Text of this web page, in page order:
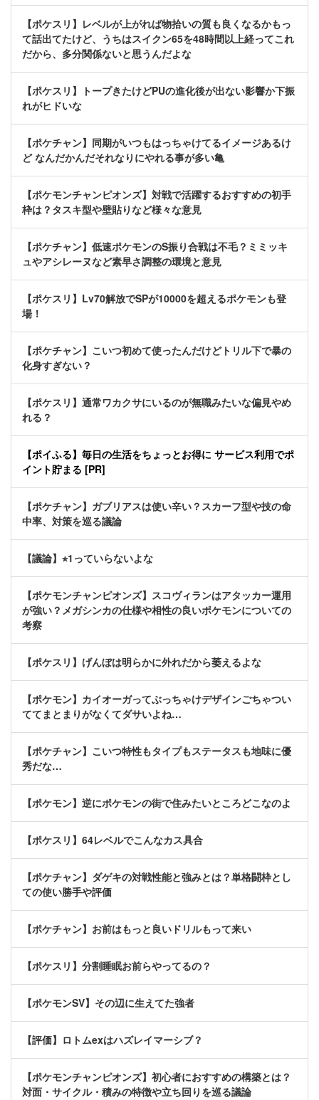
【ポケスリ】レベルが上がれば物拾いの質も良くなるかもっ
て話出てたけど、うちはスイクン65を48時間以上経ってこれ
だから、多分関係ないと思うんだよな
【ポケスリ】トープきたけどPUの進化後が出ない影響か下振
れがヒドいな
【ポケチャン】同期がいつもはっちゃけてるイメージあるけ
ど なんだかんだそれなりにやれる事が多い亀
【ポケモンチャンピオンズ】対戦で活躍するおすすめの初手
枠は？タスキ型や壁貼りなど様々な意見
【ポケチャン】低速ポケモンのS振り合戦は不毛？ミミッキ
ュやアシレーヌなど素早さ調整の環境と意見
【ポケスリ】Lv70解放でSPが10000を超えるポケモンも登
場！
【ポケチャン】こいつ初めて使ったんだけどトリル下で暴の
化身すぎない？
【ポケスリ】通常ワカクサにいるのが無職みたいな偏見やめ
れる？
【ポイふる】毎日の生活をちょっとお得に サービス利用でポ
イント貯まる [PR]
【ポケチャン】ガブリアスは使い辛い？スカーフ型や技の命
中率、対策を巡る議論
【議論】⭐︎1っていらないよな
【ポケモンチャンピオンズ】スコヴィランはアタッカー運用
が強い？メガシンカの仕様や相性の良いポケモンについての
考察
【ポケスリ】げんぼは明らかに外れだから萎えるよな
【ポケモン】カイオーガってぶっちゃけデザインごちゃつい
ててまとまりがなくてダサいよね…
【ポケチャン】こいつ特性もタイプもステータスも地味に優
秀だな…
【ポケモン】逆にポケモンの街で住みたいところどこなのよ
【ポケスリ】64レベルでこんなカス具合
【ポケチャン】ダゲキの対戦性能と強みとは？単格闘枠とし
ての使い勝手や評価
【ポケチャン】お前はもっと良いドリルもって来い
【ポケスリ】分割睡眠お前らやってるの？
【ポケモンSV】その辺に生えてた強者
【評価】ロトムexはハズレイマーシブ？
【ポケモンチャンピオンズ】初心者におすすめの構築とは？
対面・サイクル・積みの特徴や立ち回りを巡る議論